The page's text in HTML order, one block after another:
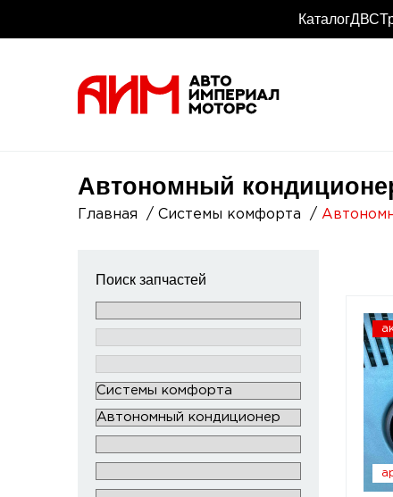
КаталогДВС
Автономный
Главная Системы комфорта
Поиск запчастей